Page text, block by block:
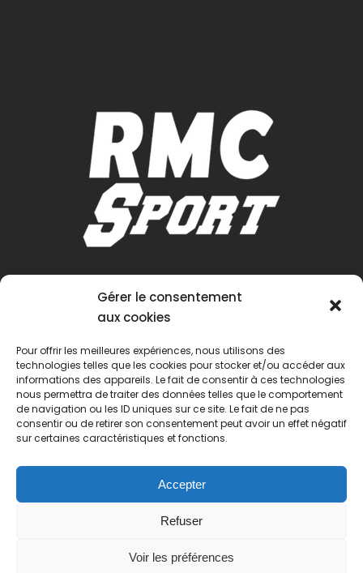
Gérer le consentement
aux cookies
Pour offrir les meilleures expériences, nous utilisons des
technologies telles que les cookies pour stocker et/ou accéder aux
informations des appareils. Le fait de consentir à ces technologies
nous permettra de traiter des données telles que le comportement
de navigation ou les ID uniques sur ce site. Le fait de ne pas
consentir ou de retirer son consentement peut avoir un effet négatif
sur certaines caractéristiques et fonctions.
Accepter
Refuser
Voir les préférences